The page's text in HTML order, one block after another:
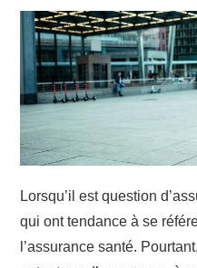
SANTÉ
VOITURE
VOYAGE
WEB
Lorsqu’il est question
qui ont tendance à se
l’assurance santé.